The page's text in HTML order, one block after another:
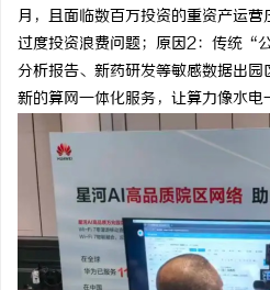
月，且面临数百万投资的重资产运
过度投资浪费问题；原因2：传统“
分析报告、新药研发等敏感数据出
新的算网一体化服务，让算力像水电